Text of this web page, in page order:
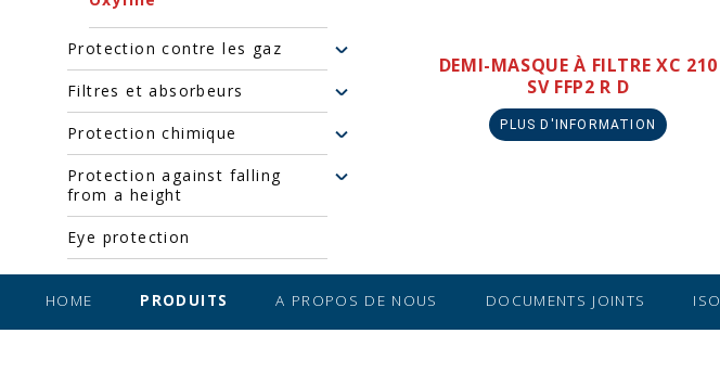
Protection contre les gaz
Filtres et absorbeurs
Protection chimique
Protection against falling
from a height
Eye protection
DEMI-MASQUE À FILTRE XC 210
SV FFP2 R D
PLUS D'INFORMATION
HOME PRODUITS A PROPOS DE NOUS DOCUMENTS JOINTS ISO